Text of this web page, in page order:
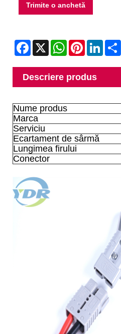
Trimite o anchetă
Facebook
X WhatsAppPinterest
Descriere produs
Nume produs
Marca
Serviciu
Ecartament de sârmă
Lungimea firului
Conector